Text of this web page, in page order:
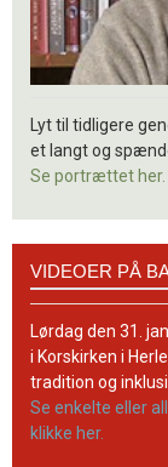
Lyt til tidligere
et langt og
Se portrættet her.
BaptistKirkens
YouTube-
kanal
VIDEOER PÅ
Lørdag den 31.
i Korskirken i
tradition og
Se enkelte eller
klikke her.